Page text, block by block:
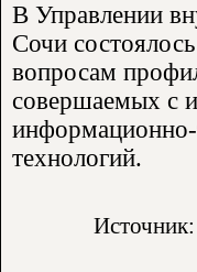
В Управлении
Сочи
вопросам
совершаемых с
технологий.